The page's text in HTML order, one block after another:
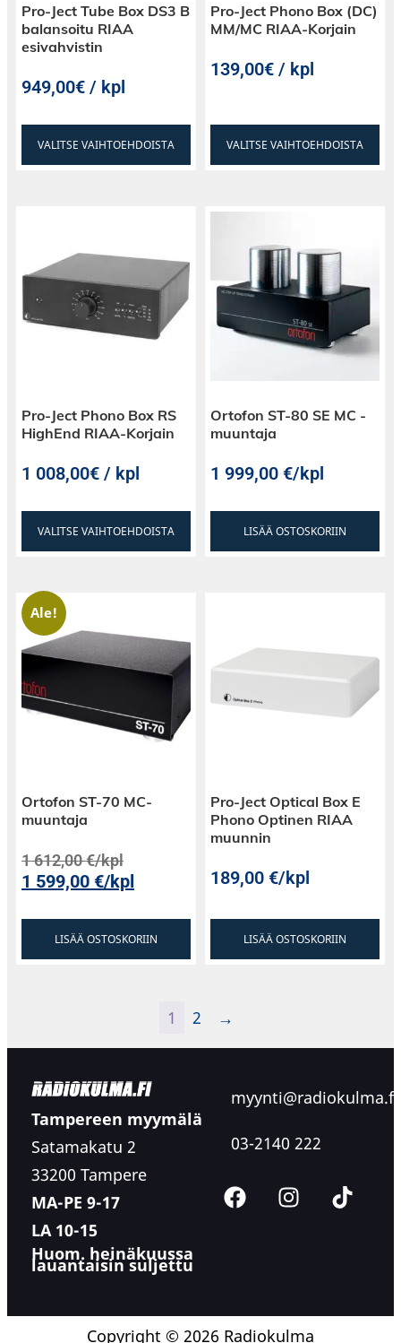
Pro-Ject Tube Box DS3 B
balansoitu RIAA
esivahvistin
949,00€ / kpl
VALITSE VAIHTOEHDOISTA
Pro-Ject Phono Box (DC)
MM/MC RIAA-Korjain
139,00€ / kpl
VALITSE VAIHTOEHDOISTA
Pro-Ject Phono Box RS
HighEnd RIAA-Korjain
1 008,00€ / kpl
VALITSE VAIHTOEHDOISTA
Ortofon ST-80 SE MC -
muuntaja
1 999,00€/kpl
LISÄÄ OSTOSKORIIN
Ale!
Ortofon ST-70 MC-
muuntaja
1 612,00€/kpl
1 599,00€/kpl
LISÄÄ OSTOSKORIIN
Pro-Ject Optical Box E
Phono Optinen RIAA
muunnin
189,00€/kpl
LISÄÄ OSTOSKORIIN
1 2 →
Tampereen myymälä
Satamakatu 2
33200 Tampere
MA-PE 9-17
LA 10-15
Huom. heinäkuussa
lauantaisin suljettu
myynti@radiokulma.fi
03-2140 222
Copyright © 2026 Radiokulma